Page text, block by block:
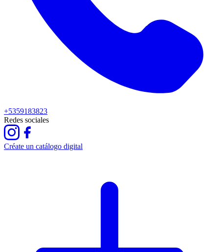
+5359183823
Redes sociales
Créate un catálogo digital